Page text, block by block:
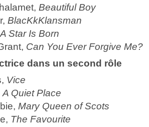
Beautiful Boy
BlacKkKlansman
A Star Is Born
Can You Ever Forgive Me?
dans un second rôle
Vice
A Quiet Place
Mary Queen of Scots
The Favourite